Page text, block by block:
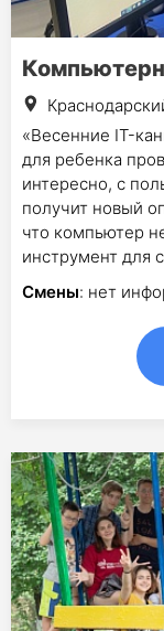
«Весенние IT-
для ребенка
интересно, с
получит новый
что компьютер
инструмент для
Смены: нет